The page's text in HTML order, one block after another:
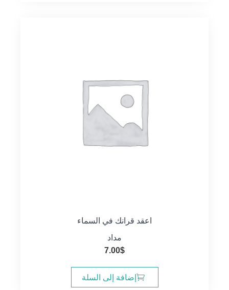
اعقد قرانك في السماء
مداد
7.00$
إضافة إلى السلة